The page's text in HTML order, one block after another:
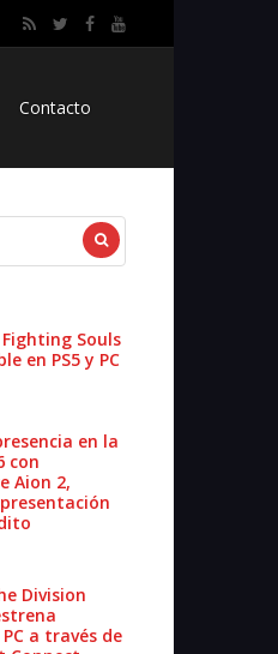
Contacto
Fighting Souls
en PS5 y PC
en la
con
Aion 2,
Division
a través de